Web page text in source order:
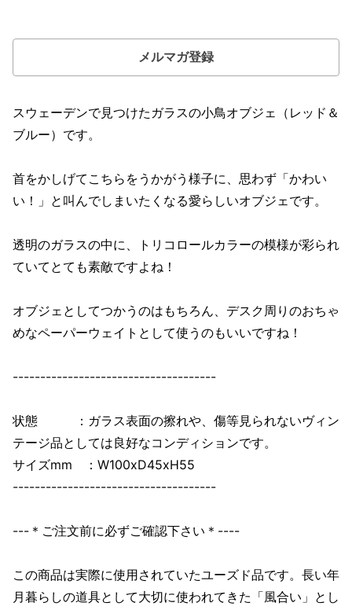
メルマガ登録
スウェーデンで見つけたガラスの小鳥オブジェ（レッド＆
ブルー）です。
首をかしげてこちらをうかがう様子に、思わず「かわい
い！」と叫んでしまいたくなる愛らしいオブジェです。
透明のガラスの中に、トリコロールカラーの模様が彩られ
ていてとても素敵ですよね！
オブジェとしてつかうのはもちろん、デスク周りのおちゃ
めなペーパーウェイトとして使うのもいいですね！
-------------------------------------
状態 ：ガラス表面の擦れや、傷等見られないヴィン
テージ品としては良好なコンディションです。
サイズmm ：W100xD45xH55
-------------------------------------
---＊ご注文前に必ずご確認下さい＊----
この商品は実際に使用されていたユーズド品です。長い年
月暮らしの道具として大切に使われてきた「風合い」とし